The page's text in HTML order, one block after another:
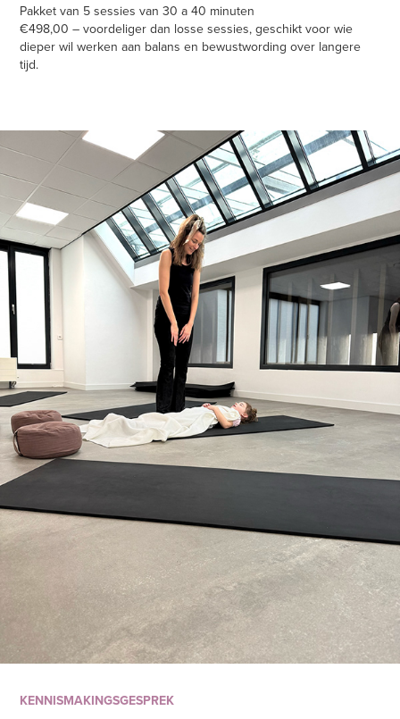
Pakket van 5 sessies van 30 a 40 minuten
€498,00 – voordeliger dan losse sessies, geschikt voor wie
dieper wil werken aan balans en bewustwording over langere
tijd.
KENNISMAKINGSGESPREK